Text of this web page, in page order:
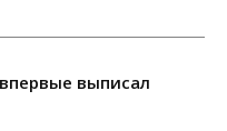
выписал